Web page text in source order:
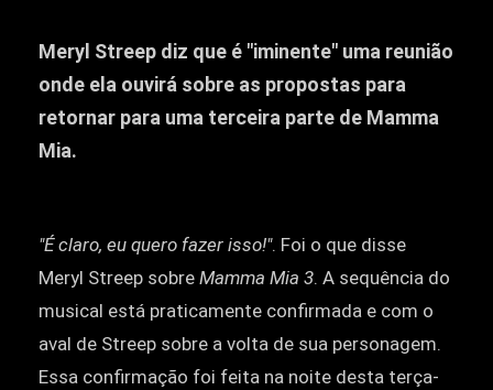
Meryl Streep diz que é "iminente" uma reunião
onde ela ouvirá sobre as propostas para
retornar para uma terceira parte de Mamma
Mia.
"É claro, eu quero fazer isso!". Foi o que disse
Meryl Streep sobre Mamma Mia 3. A sequência do
musical está praticamente confirmada e com o
aval de Streep sobre a volta de sua personagem.
Essa confirmação foi feita na noite desta terça-